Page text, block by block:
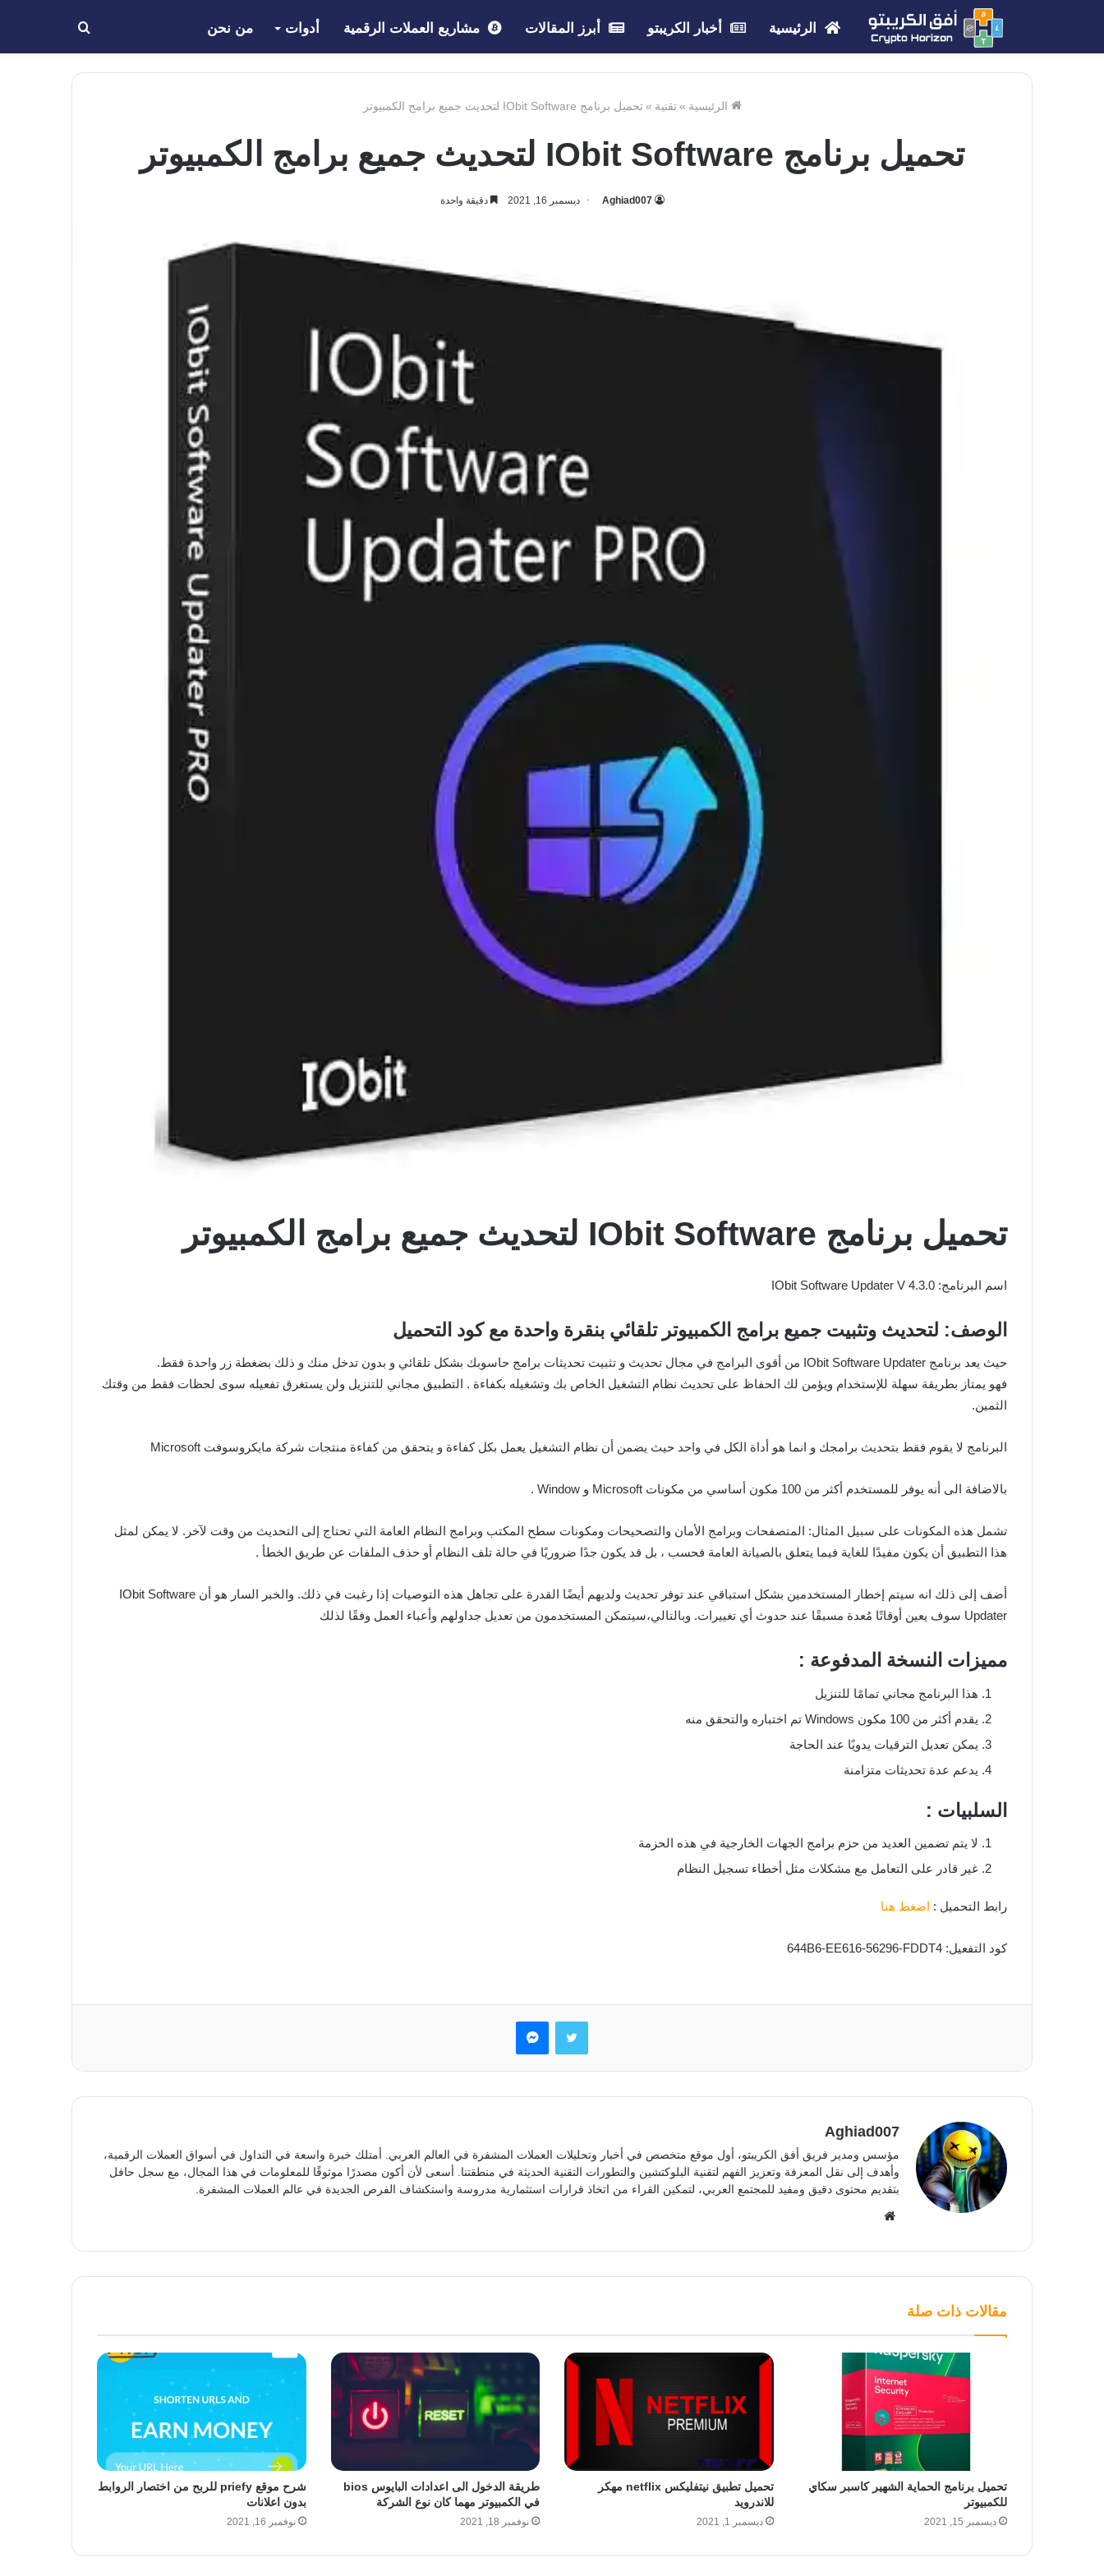
الرئيسية أخبار الكريبتو أبرز المقالات مشاريع العملات الرقمية أدوات من نحن بحث
عن
الرئيسية » تقنية » تحميل برنامج IObit Software لتحديث جميع برامج الكمبيوتر
تحميل برنامج IObit Software لتحديث جميع برامج الكمبيوتر
Aghiad007 ديسمبر 16, 2021 دقيقة واحدة
تحميل برنامج IObit Software لتحديث جميع برامج الكمبيوتر
اسم البرنامج: IObit Software Updater V 4.3.0
الوصف: لتحديث وتثبيت جميع برامج الكمبيوتر تلقائي بنقرة واحدة مع كود التحميل
حيث يعد برنامج IObit Software Updater من أقوى البرامج في مجال تحديث و تثبيت تحديثات برامج حاسوبك بشكل تلقائي و بدون تدخل منك و ذلك بضغطة زر واحدة فقط.
فهو يمتاز بطريقة سهلة للإستخدام ويؤمن لك الحفاظ على تحديث نظام التشغيل الخاص بك وتشغيله بكفاءة . التطبيق مجاني للتنزيل ولن يستغرق تفعيله سوى لحظات فقط من وقتك
الثمين.
البرنامج لا يقوم فقط بتحديث برامجك و انما هو أداة الكل في واحد حيث يضمن أن نظام التشغيل يعمل بكل كفاءة و يتحقق من كفاءة منتجات شركة مايكروسوفت Microsoft
بالاضافة الى أنه يوفر للمستخدم أكثر من 100 مكون أساسي من مكونات Microsoft و Window .
تشمل هذه المكونات على سبيل المثال: المتصفحات وبرامج الأمان والتصحيحات ومكونات سطح المكتب وبرامج النظام العامة التي تحتاج إلى التحديث من وقت لآخر. لا يمكن لمثل
هذا التطبيق أن يكون مفيدًا للغاية فيما يتعلق بالصيانة العامة فحسب ، بل قد يكون جدًا ضروريًا في حالة تلف النظام أو حذف الملفات عن طريق الخطأ .
أضف إلى ذلك انه سيتم إخطار المستخدمين بشكل استباقي عند توفر تحديث ولديهم أيضًا القدرة على تجاهل هذه التوصيات إذا رغبت في ذلك. والخبر السار هو أن IObit Software
Updater سوف يعين أوقاتًا مُعدة مسبقًا عند حدوث أي تغييرات. وبالتالي،سيتمكن المستخدمون من تعديل جداولهم وأعباء العمل وفقًا لذلك
مميزات النسخة المدفوعة :
هذا البرنامج مجاني تمامًا للتنزيل
يقدم أكثر من 100 مكون Windows تم اختباره والتحقق منه
يمكن تعديل الترقيات يدويًا عند الحاجة
يدعم عدة تحديثات متزامنة
السلبيات :
لا يتم تضمين العديد من حزم برامج الجهات الخارجية في هذه الحزمة
غير قادر على التعامل مع مشكلات مثل أخطاء تسجيل النظام
رابط التحميل : اضغط هنا
كود التفعيل: 644B6-EE616-56296-FDDT4
تويتر ماسنجر
Aghiad007
مؤسس ومدير فريق أفق الكريبتو، أول موقع متخصص في أخبار وتحليلات العملات المشفرة في العالم العربي. أمتلك خبرة واسعة في التداول في أسواق العملات الرقمية،
وأهدف إلى نقل المعرفة وتعزيز الفهم لتقنية البلوكتشين والتطورات التقنية الحديثة في منطقتنا. أسعى لأن أكون مصدرًا موثوقًا للمعلومات في هذا المجال، مع سجل حافل
بتقديم محتوى دقيق ومفيد للمجتمع العربي، لتمكين القراء من اتخاذ قرارات استثمارية مدروسة واستكشاف الفرص الجديدة في عالم العملات المشفرة.
مقالات ذات صلة
تحميل برنامج الحماية الشهير كاسبر سكاي
للكمبيوتر
ديسمبر 15, 2021
تحميل تطبيق نيتفليكس netflix مهكر
للاندرويد
ديسمبر 1, 2021
طريقة الدخول الى اعدادات البايوس bios
في الكمبيوتر مهما كان نوع الشركة
نوفمبر 18, 2021
شرح موقع priefy للربح من اختصار الروابط
بدون اعلانات
نوفمبر 16, 2021